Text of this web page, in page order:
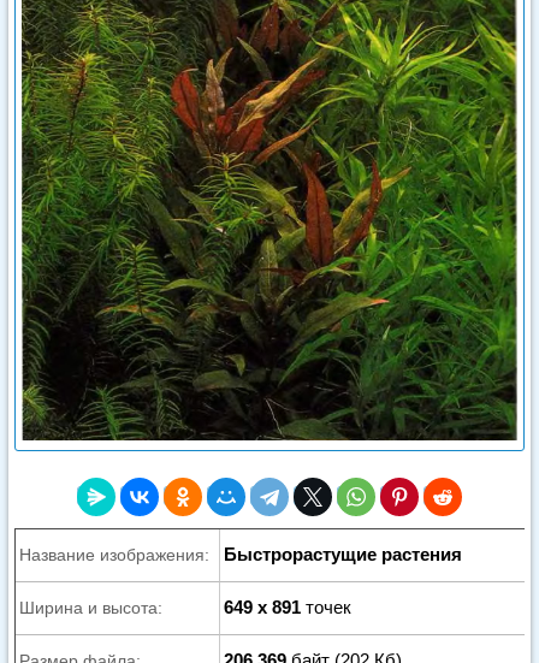
Название изображения: Быстрорастущие растения
Ширина и высота: 649 x 891 точек